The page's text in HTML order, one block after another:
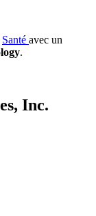
Santé avec un
.
Inc.